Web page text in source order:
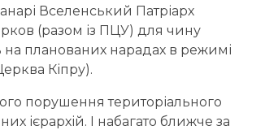
Вселенський Патріарх
(разом із ПЦУ) для чину
на планованих нарадах в режимі
Кіпру).
порушення територіального
ієрархій. І набагато ближче за